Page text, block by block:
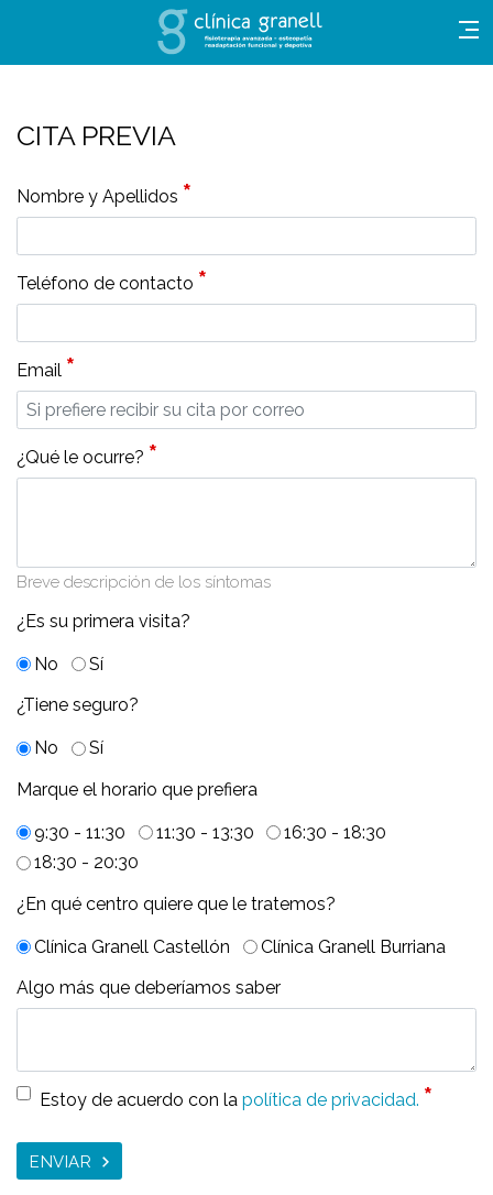
CITA PREVIA
Nombre y Apellidos *
Teléfono de contacto *
Email *
¿Qué le ocurre? *
Breve descripción de los síntomas
¿Es su primera visita?
No
Sí
¿Tiene seguro?
No
Sí
Marque el horario que prefiera
9:30 - 11:30 11:30 - 13:30
16:30 - 18:30
18:30 - 20:30
¿En qué centro quiere que le tratemos?
Clínica Granell Castellón
Clínica Granell Burriana
Algo más que deberíamos saber
Estoy de acuerdo con la política de privacidad. *
ENVIAR